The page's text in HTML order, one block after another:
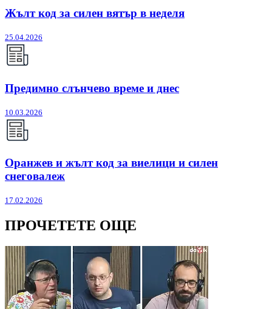
Жълт код за силен вятър в неделя
25.04.2026
Предимно слънчево време и днес
10.03.2026
Оранжев и жълт код за виелици и силен
снеговалеж
17.02.2026
ПРОЧЕТЕТЕ ОЩЕ